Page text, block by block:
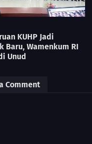
KUHP Jadi
Baru, Wamenkum RI
Unud
Comment